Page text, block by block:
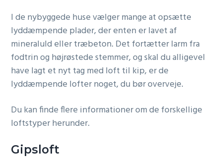
I de nybyggede huse vælger mange at opsætte
lyddæmpende plader, der enten er lavet af
mineraluld eller træbeton. Det fortætter larm fra
fodtrin og højrøstede stemmer, og skal du alligevel
have lagt et nyt tag med loft til kip, er de
lyddæmpende lofter noget, du bør overveje.
Du kan finde flere informationer om de forskellige
loftstyper herunder.
Gipsloft